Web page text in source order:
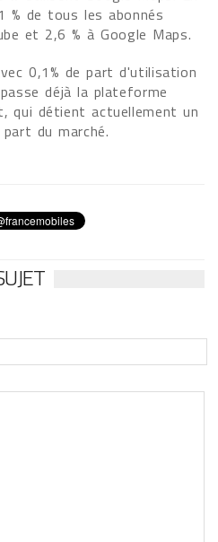
% de tous les abonnés
et 2,6 % à Google Maps.
0,1% de part d'utilisation
déjà la plateforme
qui détient actuellement un
du marché.